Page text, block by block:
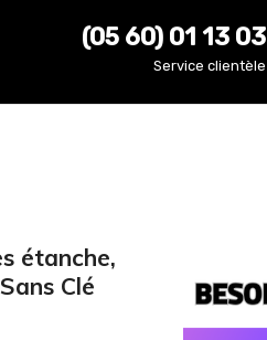
(05 60) 01 13 03
Service clientèle
étanche,
Clé